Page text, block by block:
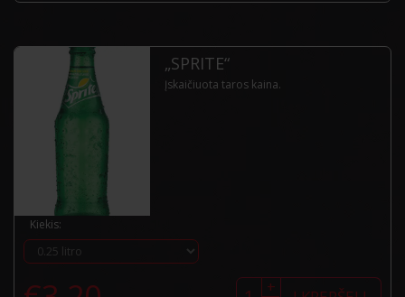
„SPRITE“
Įskaičiuota taros kaina.
Kiekis:
produkto
+